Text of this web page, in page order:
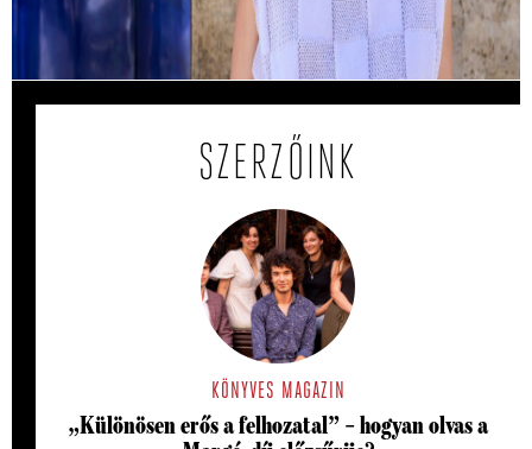
peregnek le az ember fejében egy autóbaleset után?
Interjú Kemény Zsófival.
SZERZŐINK
KÖNYVES MAGAZIN
„Különösen erős a felhozatal” – hogyan olvas a